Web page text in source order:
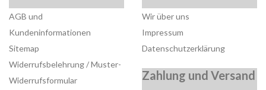
AGB und
Kundeninformationen
Sitemap
Widerrufsbelehrung / Muster-
Widerrufsformular
Wir über uns
Impressum
Datenschutzerklärung
Zahlung und Versand